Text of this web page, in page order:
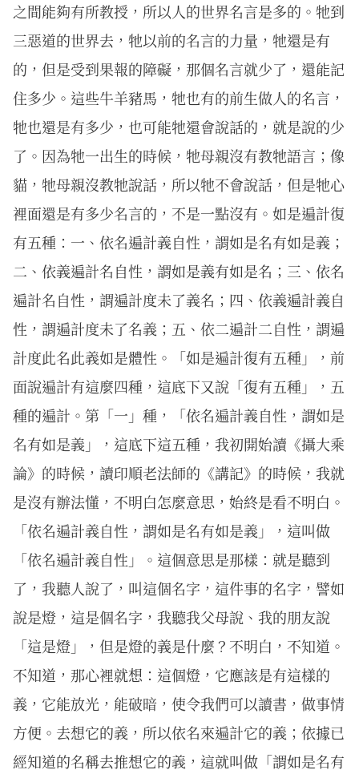
之間能夠有所教授，所以人的世界名言是多的。牠到
三惡道的世界去，牠以前的名言的力量，牠還是有
的，但是受到果報的障礙，那個名言就少了，還能記
住多少。這些牛羊豬馬，牠也有的前生做人的名言，
牠也還是有多少，也可能牠還會說話的，就是說的少
了。因為牠一出生的時候，牠母親沒有教牠語言；像
貓，牠母親沒教牠說話，所以牠不會說話，但是牠心
裡面還是有多少名言的，不是一點沒有。如是遍計復
有五種：一、依名遍計義自性，謂如是名有如是義；
二、依義遍計名自性，謂如是義有如是名；三、依名
遍計名自性，謂遍計度未了義名；四、依義遍計義自
性，謂遍計度未了名義；五、依二遍計二自性，謂遍
計度此名此義如是體性。「如是遍計復有五種」，前
面說遍計有這麼四種，這底下又說「復有五種」，五
種的遍計。第「一」種，「依名遍計義自性，謂如是
名有如是義」，這底下這五種，我初開始讀《攝大乘
論》的時候，讀印順老法師的《講記》的時候，我就
是沒有辦法懂，不明白怎麼意思，始終是看不明白。
「依名遍計義自性，謂如是名有如是義」，這叫做
「依名遍計義自性」。這個意思是那樣：就是聽到
了，我聽人說了，叫這個名字，這件事的名字，譬如
說是燈，這是個名字，我聽我父母說、我的朋友說
「這是燈」，但是燈的義是什麼？不明白，不知道。
不知道，那心裡就想：這個燈，它應該是有這樣的
義，它能放光，能破暗，使令我們可以讀書，做事情
方便。去想它的義，所以依名來遍計它的義；依據已
經知道的名稱去推想它的義，這就叫做「謂如是名有